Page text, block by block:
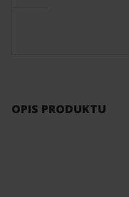
OPIS PRODUKTU